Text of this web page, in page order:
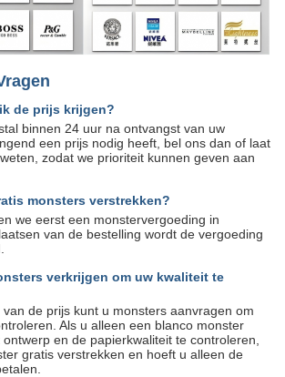
de prijs krijgen?
binnen 24 uur na ontvangst van uw
een prijs nodig heeft, bel ons dan of laat
zodat we prioriteit kunnen geven aan
monsters verstrekken?
we eerst een monstervergoeding in
van de bestelling wordt de vergoeding
verkrijgen om uw kwaliteit te
de prijs kunt u monsters aanvragen om
Als u alleen een blanco monster
en de papierkwaliteit te controleren,
gratis verstrekken en hoeft u alleen de